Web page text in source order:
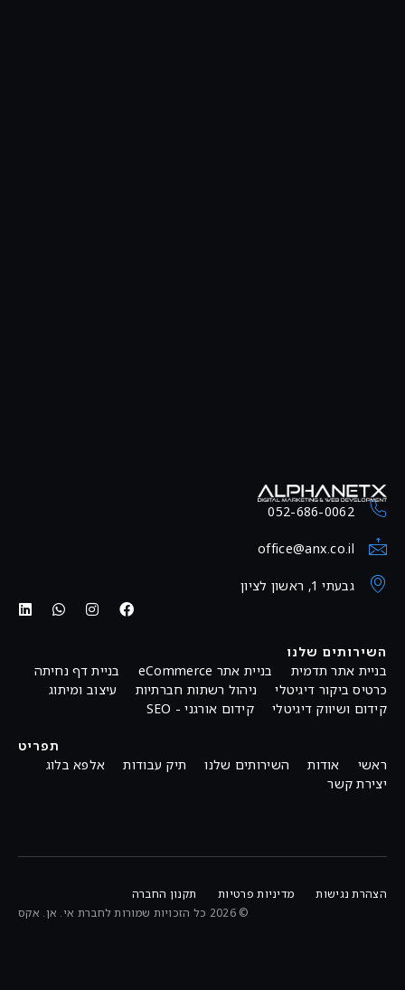
052-686-0062
office@anx.co.il
גבעתי 1, ראשון לציון
השירותים שלנו
בניית אתר תדמית
בניית אתר eCommerce
בניית דף נחיתה
כרטיס ביקור דיגיטלי
ניהול רשתות חברתיות
עיצוב ומיתוג
קידום ושיווק דיגיטלי
קידום אורגני - SEO
תפריט
ראשי
אודות השירותים שלנו תיק עבודות
אלפא בלוג
יצירת קשר
הצהרת נגישות מדיניות פרטיות
תקנון החברה
© 2026 כל הזכויות שמורות לחברת אי. אן. אקס